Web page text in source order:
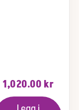
1,020.00 kr